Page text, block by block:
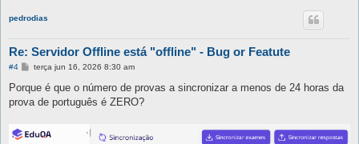
pedrodias
Re: Servidor Offline está "offline" - Bug or Featute
#4
M
n
s
a
m
terça jun 16, 2026 8:30 am
Porque é que o número de provas a sincronizar a menos de 24 horas da
prova de português é ZERO?